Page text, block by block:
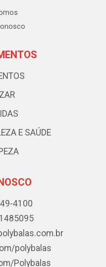
E SAÚDE
4100
polybalas
Polybalas